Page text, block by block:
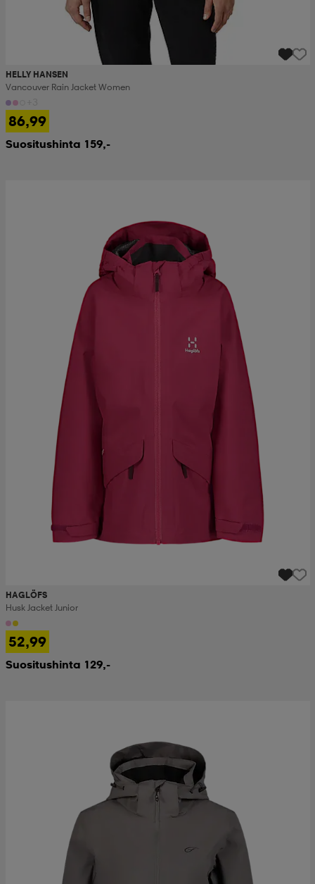
HELLY HANSEN
Vancouver Rain Jacket Women
86,99
Suositushinta 159,-
HAGLÖFS
Husk Jacket Junior
52,99
Suositushinta 129,-